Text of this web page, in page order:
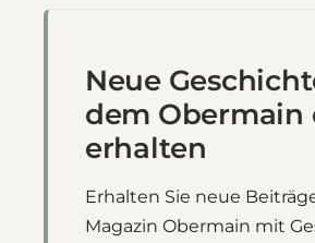
Neue
dem
erhalten
Erhalten Sie neue
Magazin Obermain mit